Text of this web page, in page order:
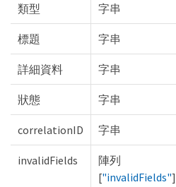
類型 字串
標題 字串
詳細資料 字串
狀態 字串
correlationID 字串
invalidFields
陣列
["invalidFields"]